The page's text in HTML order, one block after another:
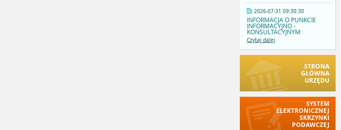
2026-07-31 09:30:30
INFORMACJA O PUNKCIE
INFORMACYJNO -
KONSULTACYJNYM
Czytaj dalej
STRONA
GŁÓWNA
URZĘDU
SYSTEM
ELEKTRONICZNEJ
SKRZYNKI
PODAWCZEJ